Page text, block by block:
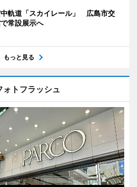
中軌道「スカイレール」 広島市交
常設展示へ
もっと見る
ォトフラッシュ